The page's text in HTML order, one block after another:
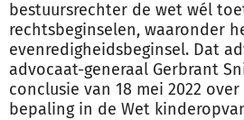
bestuursrechter de wet wél
rechtsbeginselen, waaronder
evenredigheidsbeginsel. Dat
advocaat-generaal Gerbrant
conclusie van 18 mei 2022
bepaling in de Wet